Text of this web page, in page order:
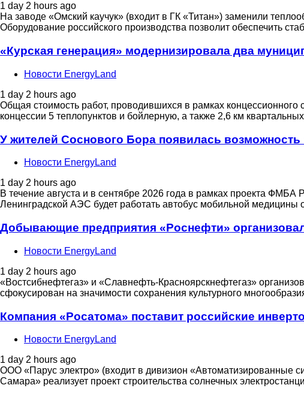
1 day 2 hours ago
На заводе «Омский каучук» (входит в ГК «Титан») заменили
Оборудование российского производства позволит обеспечить
«Курская генерация» модернизировала два
Новости EnergyLand
1 day 2 hours ago
Общая стоимость работ, проводившихся в рамках
концессии 5 теплопунктов и бойлерную, а также 2,6 км
У жителей Соснового Бора появилась
Новости EnergyLand
1 day 2 hours ago
В течение августа и в сентябре 2026 года в рамках проекта
Ленинградской АЭС будет работать автобус мобильной
Добывающие предприятия «Роснефти»
Новости EnergyLand
1 day 2 hours ago
«Востсибнефтегаз» и «Славнефть-Красноярскнефтегаз»
сфокусирован на значимости сохранения культурного
Компания «Росатома» поставит российские
Новости EnergyLand
1 day 2 hours ago
ООО «Парус электро» (входит в дивизион «Автоматизированные
Самара» реализует проект строительства солнечных